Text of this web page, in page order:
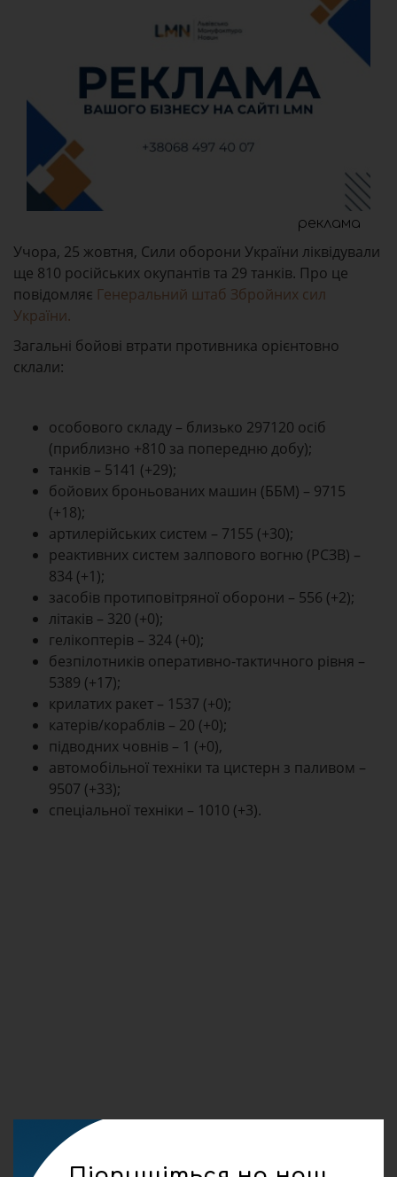
реклама
Учора, 25 жовтня, Сили оборони України ліквідували
ще 810 російських окупантів та 29 танків. Про це
повідомляє Генеральний штаб Збройних сил
України.
Загальні бойові втрати противника орієнтовно
склали:
особового складу – близько 297120 осіб
(приблизно +810 за попередню добу);
танків – 5141 (+29);
бойових броньованих машин (ББМ) – 9715
(+18);
артилерійських систем – 7155 (+30);
реактивних систем залпового вогню (РСЗВ) –
834 (+1);
засобів протиповітряної оборони – 556 (+2);
літаків – 320 (+0);
гелікоптерів – 324 (+0);
безпілотників оперативно-тактичного рівня –
5389 (+17);
крилатих ракет – 1537 (+0);
катерів/кораблів – 20 (+0);
підводних човнів – 1 (+0),
автомобільної техніки та цистерн з паливом –
9507 (+33);
спеціальної техніки – 1010 (+3).